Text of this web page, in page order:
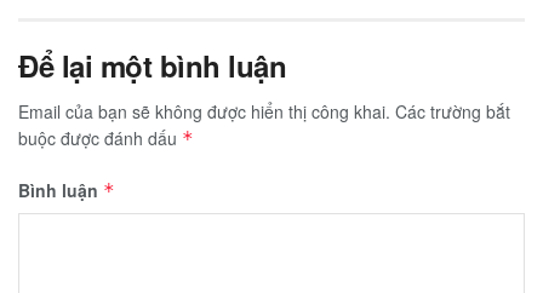
Để lại một bình luận
Email của bạn sẽ không được hiển thị công khai. Các trường bắt
buộc được đánh dấu *
Bình luận *